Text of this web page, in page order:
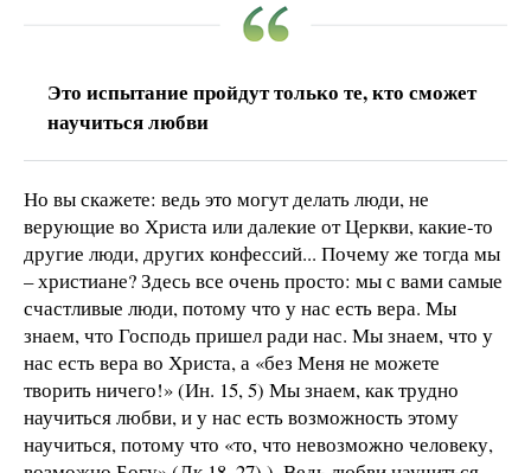
Это испытание пройдут только те, кто сможет
научиться любви
Но вы скажете: ведь это могут делать люди, не
верующие во Христа или далекие от Церкви, какие-то
другие люди, других конфессий... Почему же тогда мы
– христиане? Здесь все очень просто: мы с вами самые
счастливые люди, потому что у нас есть вера. Мы
знаем, что Господь пришел ради нас. Мы знаем, что у
нас есть вера во Христа, а «без Меня не можете
творить ничего!» (Ин. 15, 5) Мы знаем, как трудно
научиться любви, и у нас есть возможность этому
научиться, потому что «то, что невозможно человеку,